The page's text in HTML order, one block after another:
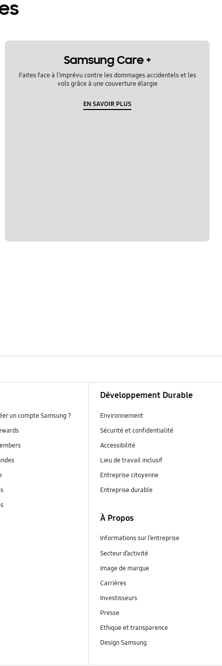
Samsung Care +
Faites face à l’imprévu contre les dommages accidentels et les
vols grâce à une couverture élargie
EN SAVOIR PLUS
un compte Samsung ?
Développement Durable
Environnement
Sécurité et confidentialité
Accessibilité
Lieu de travail inclusif
Entreprise citoyenne
Entreprise durable
À Propos
Informations sur l’entreprise
Secteur d’activité
Image de marque
Carrières
Investisseurs
Presse
Ethique et transparence
Design Samsung